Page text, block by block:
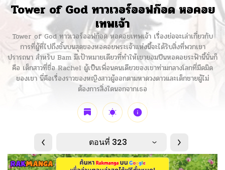
Tower of God ทาวเวอร์ออฟก๊อด หอคอย
เทพเจ้า
Tower of God ทาวเวอร์ออฟก๊อด หอคอยเทพเจ้า เรื่องย่อจะเล่าเกี่ยวกับ
การที่ผู้ที่ไปถึงชั้นบนสุดของหอคอยพระเจ้าแห่งนี้จะได้รับสิ่งที่พวกเขา
ปรารถนา สำหรับ Bam มีเป้าหมายเดียวที่ทำให้เขายอมปีนหอคอยระฟ้านี้นั่นก็
คือ เด็กสาวที่ชื่อ Rachel ผู้เป็นเพื่อนคนเดียวของเขาท่ามกลางโลกที่มืดมิด
ของเขา นี่คือเรื่องราวของหญิงสาวผู้ออกตามหาดวงดาวและเด็กชายผู้ไม่
ต้องการสิ่งใดนอกจากเธอ
ตอนที่ 323